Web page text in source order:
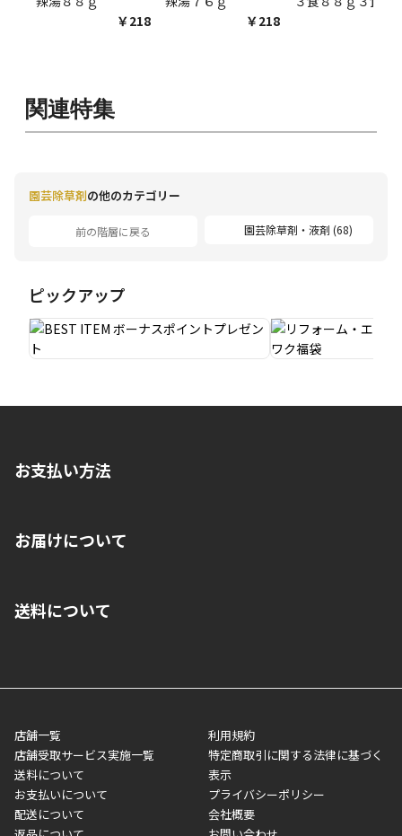
￥218
￥218
関連特集
園芸除草剤の他のカテゴリー
前の階層に戻る 園芸除草剤・液剤 (68)
ピックアップ
お支払い方法
いいただくことはできません。ご了承ください。
■代金引換(代引)※手数料がかかります
■商品によっては一部決済方法が使用できない場合がございま
す。
お届けについて
ご注文が確認出来次第、1～4営業日に発送いたします。「お取り
業日にてお引渡しとなります。(離島などの場合、例外もあります)
メーカー直送品など一部商品については、その他商品との購入に
制限がかかる場合がございます。また発送日についても、通常と
異なる場合がございます。対象商品の説明ページをご確認くださ
い。
■店舗受取をご選択いただいた場合
送料について
店舗一覧
店舗受取サービス実施一覧
送料について
お支払いについて
配送について
利用規約
特定商取引に関する法律に基づく
表示
プライバシーポリシー
会社概要